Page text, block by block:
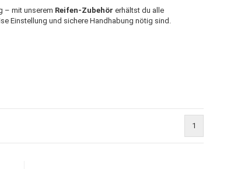
erstellen
vergessen?
– mit unserem Reifen-Zubehör erhältst du alle
Einstellung und sichere Handhabung nötig sind.
1